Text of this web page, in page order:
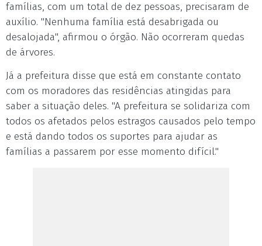
famílias, com um total de dez pessoas, precisaram de
auxílio. "Nenhuma família está desabrigada ou
desalojada", afirmou o órgão. Não ocorreram quedas
de árvores.
Já a prefeitura disse que está em constante contato
com os moradores das residências atingidas para
saber a situação deles. "A prefeitura se solidariza com
todos os afetados pelos estragos causados pelo tempo
e está dando todos os suportes para ajudar as
famílias a passarem por esse momento difícil."